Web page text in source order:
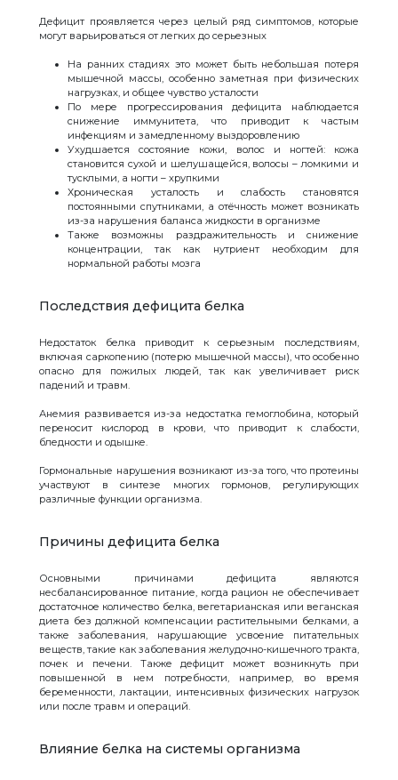
Дефицит проявляется через целый ряд симптомов, которые
могут варьироваться от легких до серьезных
На ранних стадиях это может быть небольшая потеря
мышечной массы, особенно заметная при физических
нагрузках, и общее чувство усталости
По мере прогрессирования дефицита наблюдается
снижение иммунитета, что приводит к частым
инфекциям и замедленному выздоровлению
Ухудшается состояние кожи, волос и ногтей: кожа
становится сухой и шелушащейся, волосы – ломкими и
тусклыми, а ногти – хрупкими
Хроническая усталость и слабость становятся
постоянными спутниками, а отёчность может возникать
из-за нарушения баланса жидкости в организме
Также возможны раздражительность и снижение
концентрации, так как нутриент необходим для
нормальной работы мозга
Последствия дефицита белка
Недостаток белка приводит к серьезным последствиям,
включая саркопению (потерю мышечной массы), что особенно
опасно для пожилых людей, так как увеличивает риск
падений и травм.
Анемия развивается из-за недостатка гемоглобина, который
переносит кислород в крови, что приводит к слабости,
бледности и одышке.
Гормональные нарушения возникают из-за того, что протеины
участвуют в синтезе многих гормонов, регулирующих
различные функции организма.
Причины дефицита белка
Основными причинами дефицита являются
несбалансированное питание, когда рацион не обеспечивает
достаточное количество белка, вегетарианская или веганская
диета без должной компенсации растительными белками, а
также заболевания, нарушающие усвоение питательных
веществ, такие как заболевания желудочно-кишечного тракта,
почек и печени. Также дефицит может возникнуть при
повышенной в нем потребности, например, во время
беременности, лактации, интенсивных физических нагрузок
или после травм и операций.
Влияние белка на системы организма